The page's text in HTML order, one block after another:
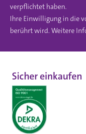
verpflichtet haben.
Ihre Einwilligung in die
berührt wird. Weitere
Sicher einkaufen